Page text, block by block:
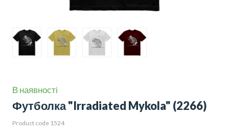
В наявності
Футболка "Irradiated Mykola" (2266)
Product code 1524